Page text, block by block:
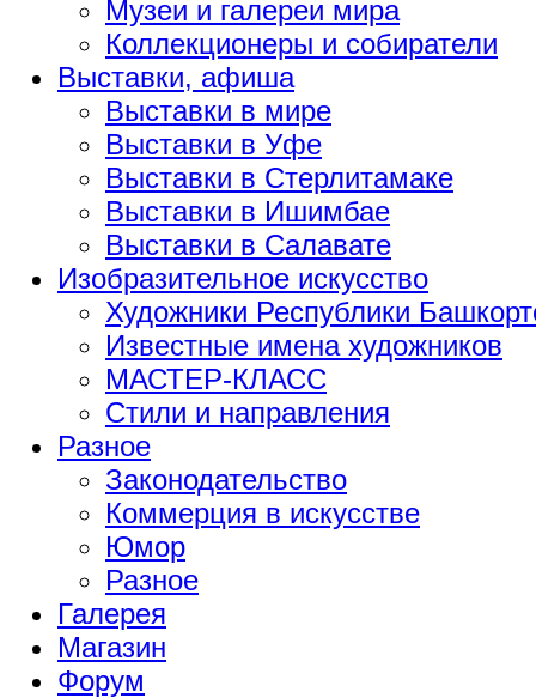
Музеи и галереи мира
Коллекционеры и собиратели
Выставки, афиша
Выставки в мире
Выставки в Уфе
Выставки в Стерлитамаке
Выставки в Ишимбае
Выставки в Салавате
Изобразительное искусство
Художники Республики
Известные имена художников
МАСТЕР-КЛАСС
Стили и направления
Разное
Законодательство
Коммерция в искусстве
Юмор
Разное
Галерея
Магазин
Форум